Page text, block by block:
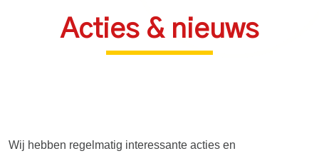
Acties & nieuws
Wij hebben regelmatig interessante acties en